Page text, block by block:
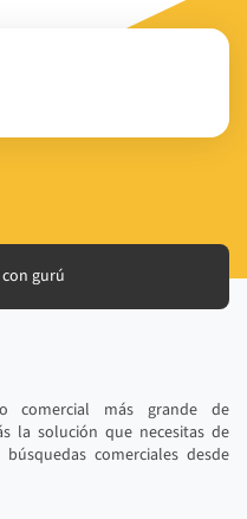
gurú
comercial más grande de
la solución que necesitas de
comerciales desde